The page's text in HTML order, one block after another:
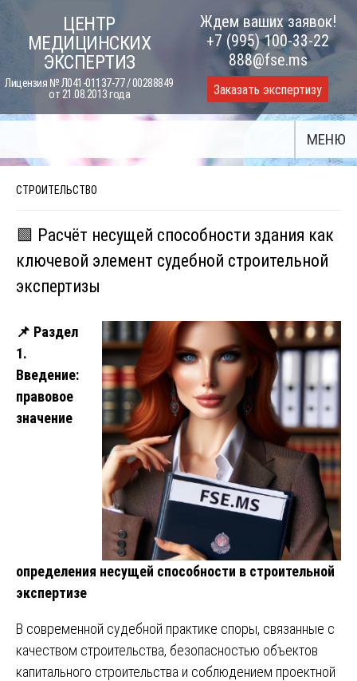
content
ЦЕНТР
МЕДИЦИНСКИХ
ЭКСПЕРТИЗ
Лицензия № Л041-01137-77 / 00288849
от 21.08.2013 года
Ждем ваших заявок!
+7 (995) 100-33-22
888@fse.ms
Заказать экспертизу
МЕНЮ
СТРОИТЕЛЬСТВО
🟩 Расчёт несущей способности здания как
ключевой элемент судебной строительной
экспертизы
📌 Раздел
1.
Введение:
правовое
значение
определения несущей способности в строительной
экспертизе
В современной судебной практике споры, связанные с
качеством строительства, безопасностью объектов
капитального строительства и соблюдением проектной